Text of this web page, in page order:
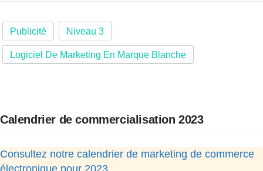
Publicité Niveau 3
Logiciel De Marketing En Marque Blanche
Calendrier de commercialisation 2023
Consultez notre calendrier de marketing de commerce
électronique pour 2023